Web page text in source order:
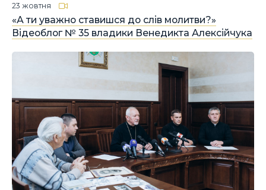
«А ти уважно ставишся до слів молитви?»
Відеоблог № 35 владики Венедикта Алексійчука
23 жовтня